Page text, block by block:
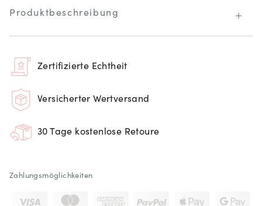
Produktbeschreibung
Zertifizierte Echtheit
Versicherter Wertversand
30 Tage kostenlose Retoure
Zahlungsmöglichkeiten